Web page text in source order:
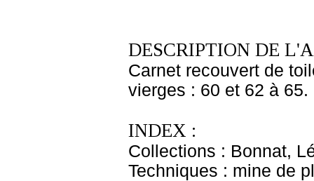
DESCRIPTION DE
Carnet recouvert de
vierges : 60 et 62 à
INDEX :
Collections : Bonnat,
Techniques : mine de